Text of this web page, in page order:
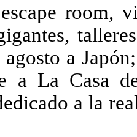
room,
a
a La Casa
a la